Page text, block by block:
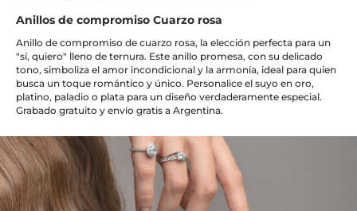
Anillos de compromiso Cuarzo rosa
Anillo de compromiso de cuarzo rosa, la elección perfecta para un
"sí, quiero" lleno de ternura. Este anillo promesa, con su delicado
tono, simboliza el amor incondicional y la armonía, ideal para quien
busca un toque romántico y único. Personalice el suyo en oro,
platino, paladio o plata para un diseño verdaderamente especial.
Grabado gratuito y envío gratis a Argentina.